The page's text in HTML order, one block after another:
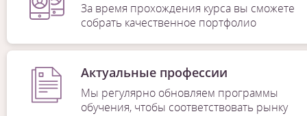
За время прохождения курса вы сможете
собрать качественное портфолио
Актуальные профессии
Мы регулярно обновляем программы
обучения, чтобы соответствовать рынку